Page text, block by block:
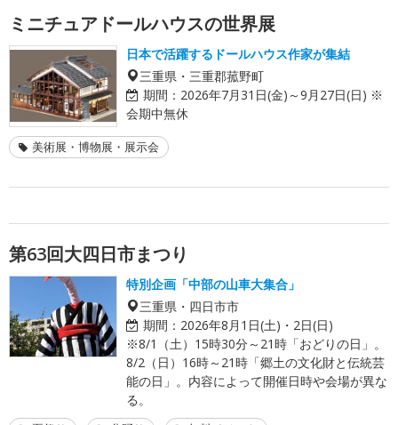
ミニチュアドールハウスの世界展
日本で活躍するドールハウス作家が集結
三重県・三重郡菰野町
期間： 2026年7月31日(金)～9月27日(日) ※
会期中無休
美術展・博物展・展示会
第63回大四日市まつり
特別企画「中部の山車大集合」
三重県・四日市市
期間： 2026年8月1日(土)・2日(日)
※8/1（土）15時30分～21時「おどりの日」。
8/2（日）16時～21時「郷土の文化財と伝統芸
能の日」。内容によって開催日時や会場が異な
る。